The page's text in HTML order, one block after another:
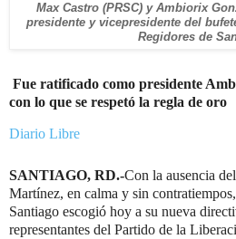
Max Castro (PRSC) y Ambiorix
presidente y vicepresidente del
Regidores de
Fue ratificado como presidente
con lo que se respetó la regla de oro
Diario Libre
SANTIAGO, RD.-Con la ausencia
Martínez, en calma y sin
Santiago escogió hoy a su nueva
representantes del Partido de la